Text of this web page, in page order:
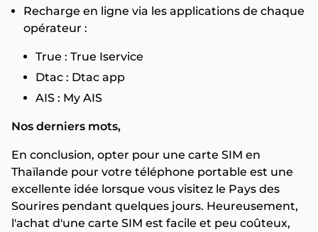
Recharge en ligne via les applications de chaque
opérateur :
True : True Iservice
Dtac : Dtac app
AIS : My AIS
Nos derniers mots,
En conclusion, opter pour une carte SIM en
Thaïlande pour votre téléphone portable est une
excellente idée lorsque vous visitez le Pays des
Sourires pendant quelques jours. Heureusement,
l'achat d'une carte SIM est facile et peu coûteux,